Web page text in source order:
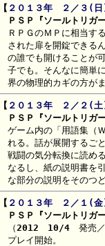
【 ２０１３年　２／３(
ＰＳＰ『ソールトリガ
ＲＰＧのＭＰに相当す
された扉を開錠できる
の誰でも開けることが
子でも。そんなに簡単
【 ２０１３年　２／２(
ＰＳＰ『ソールトリガ
ゲーム内の「用語集（
れる。話が展開するご
戦闘の気分転換に読め
なるし、紙の説明書を
【 ２０１３年　２／１(
ＰＳＰ『ソールトリガ
（ 2012　10/4 発売／
プレイ開始。